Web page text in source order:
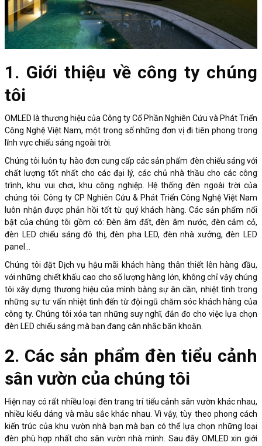
1. Giới thiệu về công ty chúng
tôi
OMLED là thương hiệu của Công ty Cổ Phần Nghiên Cứu và Phát Triển
Công Nghệ Việt Nam, một trong số những đơn vị đi tiên phong trong
lĩnh vực chiếu sáng ngoài trời.
Chúng tôi luôn tự hào đơn cung cấp các sản phẩm đèn chiếu sáng với
chất lượng tốt nhất cho các đại lý, các chủ nhà thầu cho các công
trình, khu vui chơi, khu công nghiệp. Hệ thống đèn ngoài trời của
chúng tôi: Công ty CP Nghiên Cứu & Phát Triển Công Nghệ Việt Nam
luôn nhận được phản hồi tốt từ quý khách hàng. Các sản phẩm nổi
bật của chúng tôi gồm có: Đèn âm đất, đèn âm nước, đèn cắm cỏ,
đèn LED chiếu sáng đô thị, đèn pha LED, đèn nhà xưởng, đèn LED
panel…
Chúng tôi đặt Dịch vụ hậu mãi khách hàng thân thiết lên hàng đầu,
với những chiết khấu cao cho số lượng hàng lớn, không chỉ vậy chúng
tôi xây dựng thương hiệu của mình bằng sự ân cần, nhiệt tình trong
những sự tư vấn nhiệt tình đến từ đội ngũ chăm sóc khách hàng của
công ty. Chúng tôi xóa tan những suy nghĩ, đắn đo cho việc lựa chọn
đèn LED chiếu sáng mà bạn đang cân nhắc băn khoăn.
2. Các sản phẩm đèn tiểu cảnh
sân vườn của chúng tôi
Hiện nay có rất nhiều loại đèn trang trí tiểu cảnh sân vườn khác nhau,
nhiều kiểu dáng và màu sắc khác nhau. Vì vậy, tùy theo phong cách
kiến trúc của khu vườn nhà bạn mà bạn có thể lựa chọn những loại
đèn phù hợp nhất cho sân vườn nhà mình. Sau đây OMLED xin giới